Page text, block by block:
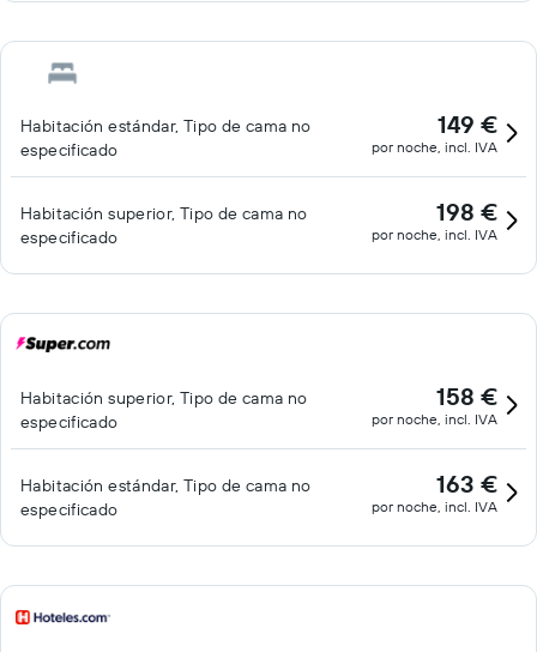
Habitación estándar, Tipo de cama no
especificado
149 €
por noche, incl. IVA
Habitación superior, Tipo de cama no
especificado
198 €
por noche, incl. IVA
Habitación superior, Tipo de cama no
especificado
158 €
por noche, incl. IVA
Habitación estándar, Tipo de cama no
especificado
163 €
por noche, incl. IVA